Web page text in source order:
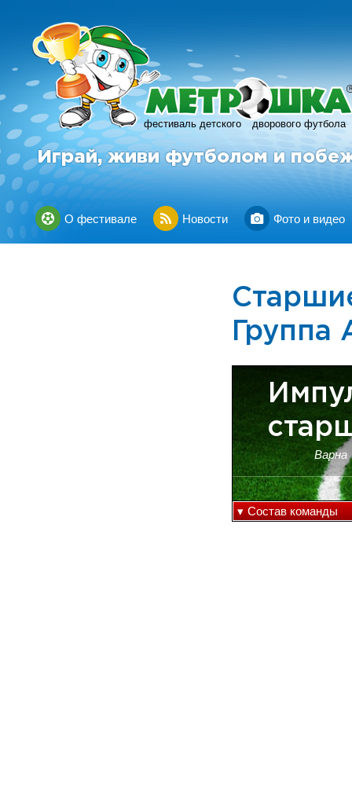
фестиваль детского дворового футбола
R
Играй, живи футболом и
О фестивале Новости Фото и видео
Группа
Варна
▾ Состав команды